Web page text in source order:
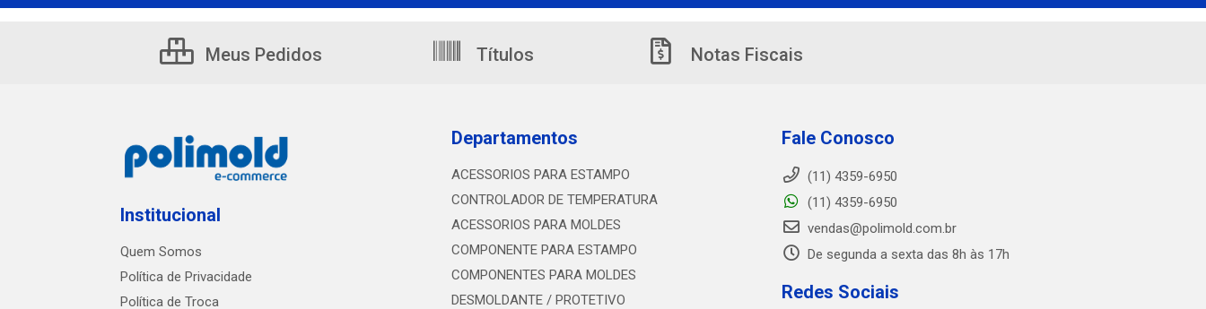
Meus Pedidos Títulos Notas Fiscais
Institucional
Quem Somos
Política de Privacidade
Política de Troca
Departamentos
ACESSORIOS PARA ESTAMPO
CONTROLADOR DE TEMPERATURA
ACESSORIOS PARA MOLDES
COMPONENTE PARA ESTAMPO
COMPONENTES PARA MOLDES
DESMOLDANTE / PROTETIVO
Fale Conosco
(11) 4359-6950
(11) 4359-6950
vendas@polimold.com.br
De segunda a sexta das 8h às 17h
Redes Sociais